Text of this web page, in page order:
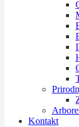
Kontakt